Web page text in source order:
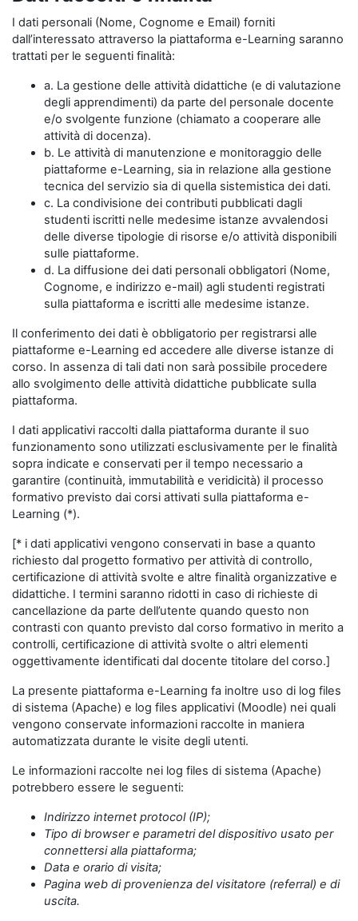
I dati personali (Nome, Cognome e Email) forniti
dall’interessato attraverso la piattaforma e-Learning saranno
trattati per le seguenti finalità:
a. La gestione delle attività didattiche (e di valutazione
degli apprendimenti) da parte del personale docente
e/o svolgente funzione (chiamato a cooperare alle
attività di docenza).
b. Le attività di manutenzione e monitoraggio delle
piattaforme e-Learning, sia in relazione alla gestione
tecnica del servizio sia di quella sistemistica dei dati.
c. La condivisione dei contributi pubblicati dagli
studenti iscritti nelle medesime istanze avvalendosi
delle diverse tipologie di risorse e/o attività disponibili
sulle piattaforme.
d. La diffusione dei dati personali obbligatori (Nome,
Cognome, e indirizzo e-mail) agli studenti registrati
sulla piattaforma e iscritti alle medesime istanze.
Il conferimento dei dati è obbligatorio per registrarsi alle
piattaforme e-Learning ed accedere alle diverse istanze di
corso. In assenza di tali dati non sarà possibile procedere
allo svolgimento delle attività didattiche pubblicate sulla
piattaforma.
I dati applicativi raccolti dalla piattaforma durante il suo
funzionamento sono utilizzati esclusivamente per le finalità
sopra indicate e conservati per il tempo necessario a
garantire (continuità, immutabilità e veridicità) il processo
formativo previsto dai corsi attivati sulla piattaforma e-
Learning (*).
[* i dati applicativi vengono conservati in base a quanto
richiesto dal progetto formativo per attività di controllo,
certificazione di attività svolte e altre finalità organizzative e
didattiche. I termini saranno ridotti in caso di richieste di
cancellazione da parte dell’utente quando questo non
contrasti con quanto previsto dal corso formativo in merito a
controlli, certificazione di attività svolte o altri elementi
oggettivamente identificati dal docente titolare del corso.]
La presente piattaforma e-Learning fa inoltre uso di log files
di sistema (Apache) e log files applicativi (Moodle) nei quali
vengono conservate informazioni raccolte in maniera
automatizzata durante le visite degli utenti.
Le informazioni raccolte nei log files di sistema (Apache)
potrebbero essere le seguenti:
Indirizzo internet protocol (IP);
Tipo di browser e parametri del dispositivo usato per
connettersi alla piattaforma;
Data e orario di visita;
Pagina web di provenienza del visitatore (referral) e di
uscita.